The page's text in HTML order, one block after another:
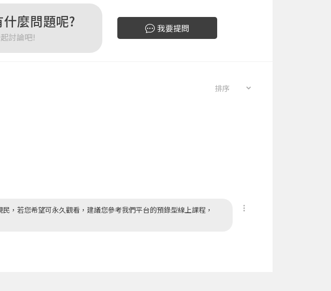
使用者條款與隱私權政策
麼問題呢?
討論吧!
我要提問
，若您希望可永久觀看，建議您參考我們平台的預錄型線上課程，